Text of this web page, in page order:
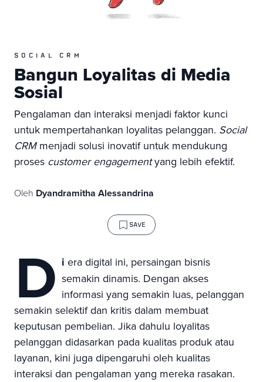
SOCIAL CRM
Bangun Loyalitas di Media
Sosial
Pengalaman dan interaksi menjadi faktor kunci
untuk mempertahankan loyalitas pelanggan. Social
CRMmenjadi solusi inovatif untuk mendukung
proses customer engagementyang lebih efektif.
Oleh Dyandramitha Alessandrina
SAVE
D i era digital ini, persaingan bisnis
semakin dinamis. Dengan akses
informasi yang semakin luas, pelanggan
semakin selektif dan kritis dalam membuat
keputusan pembelian. Jika dahulu loyalitas
pelanggan didasarkan pada kualitas produk atau
layanan, kini juga dipengaruhi oleh kualitas
interaksi dan pengalaman yang mereka rasakan.